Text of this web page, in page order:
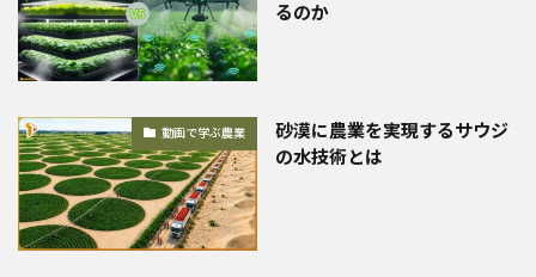
るのか
動画で学ぶ農業
砂漠に農業を実現するサウジ
の水技術とは